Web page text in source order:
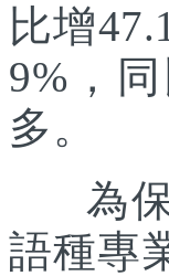
比增
9%，
多。
為保
語種專